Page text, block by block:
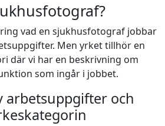
vad en sjukhusfotograf jobbar
Men yrket tillhör en
där vi har en beskrivning om
som ingår i jobbet.
arbetsuppgifter och